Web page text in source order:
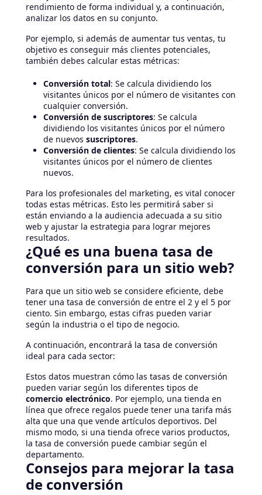
rendimiento de forma individual y, a continuación,
analizar los datos en su conjunto.
Por ejemplo, si además de aumentar tus ventas, tu
objetivo es conseguir más clientes potenciales,
también debes calcular estas métricas:
Conversión total: Se calcula dividiendo los
visitantes únicos por el número de visitantes con
cualquier conversión.
Conversión de suscriptores: Se calcula
dividiendo los visitantes únicos por el número
de nuevos suscriptores.
Conversión de clientes: Se calcula dividiendo los
visitantes únicos por el número de clientes
nuevos.
Para los profesionales del marketing, es vital conocer
todas estas métricas. Esto les permitirá saber si
están enviando a la audiencia adecuada a su sitio
web y ajustar la estrategia para lograr mejores
resultados.
¿Qué es una buena tasa de
conversión para un sitio web?
Para que un sitio web se considere eficiente, debe
tener una tasa de conversión de entre el 2 y el 5 por
ciento. Sin embargo, estas cifras pueden variar
según la industria o el tipo de negocio.
A continuación, encontrará la tasa de conversión
ideal para cada sector:
Estos datos muestran cómo las tasas de conversión
pueden variar según los diferentes tipos de
comercio electrónico. Por ejemplo, una tienda en
línea que ofrece regalos puede tener una tarifa más
alta que una que vende artículos deportivos. Del
mismo modo, si una tienda ofrece varios productos,
la tasa de conversión puede cambiar según el
departamento.
Consejos para mejorar la tasa
de conversión